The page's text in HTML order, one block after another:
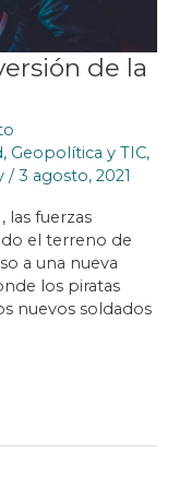
de la
, Geopolítica y TIC,
/3 agosto, 2021
las fuerzas
el terreno de
a una nueva
los piratas
nuevos soldados